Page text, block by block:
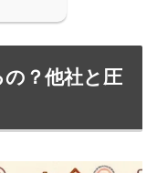
？他社と圧